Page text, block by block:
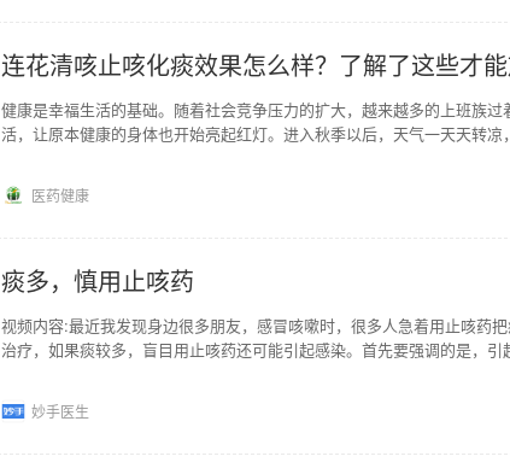
连花清咳止咳化痰效果怎么样？了解了这些才
健康是幸福生活的基础。随着社会竞争压力的扩大，越来越多的上班族
活，让原本健康的身体也开始亮起红灯。进入秋季以后，天气一天天转
医药健康
痰多，慎用止咳药
视频内容:最近我发现身边很多朋友，感冒咳嗽时，很多人急着用止咳药
治疗，如果痰较多，盲目用止咳药还可能引起感染。首先要强调的是，
妙手医生